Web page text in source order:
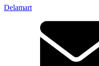
Delamart